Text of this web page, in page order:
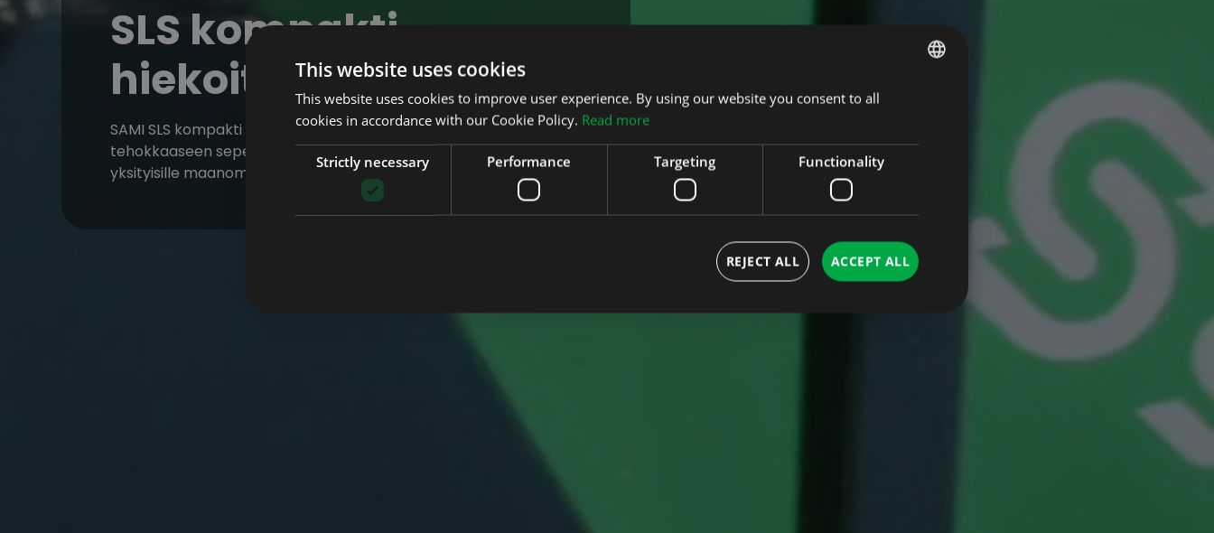
SLS kompakti
hiekoittimet
SAMI SLS kompakti sarjan pienet hiekoittimet, jotka on suunniteltu
tehokkaaseen sepelin levitykseen jalkakäytäville, sopivat hyvin
yksityisille maanomistajille ja ammattimaisille tienpitäjille.
This website uses cookies
This website uses cookies to improve user experience. By using our website you consent to all
cookies in accordance with our Cookie Policy. Read more
Strictly necessary Performance Targeting Functionality
ACCEPT ALL
REJECT ALL